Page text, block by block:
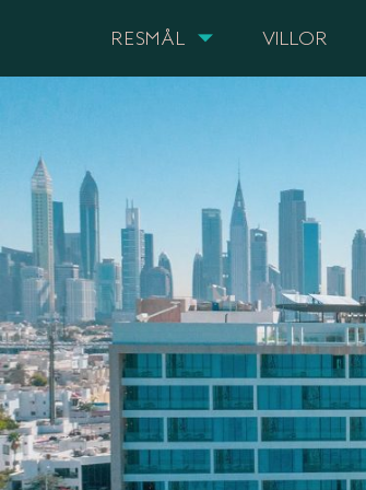
RESMÅL VILLOR